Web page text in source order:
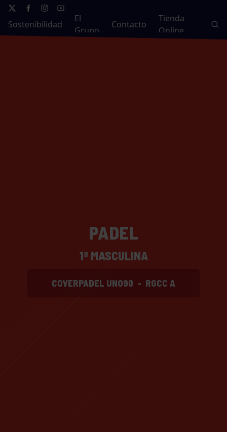
Sostenibilidad
El
Grupo
Contacto
Tienda
Online
PADEL
1ª MASCULINA
COVERPADEL UNO90 - RGCC A